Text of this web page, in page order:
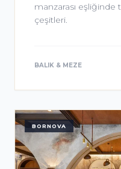
manzarası
çeşitleri.
BALIK & MEZE
BORNOVA